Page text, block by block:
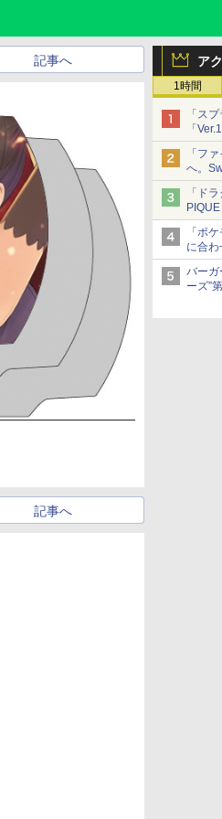
ア
1時間
「ス
「
する不
「フ
へ。
「ド
本日発
アイ
ビー
「ポ
に合
3冊同
バーガ
ーズ”
「特
記事へ
記事へ